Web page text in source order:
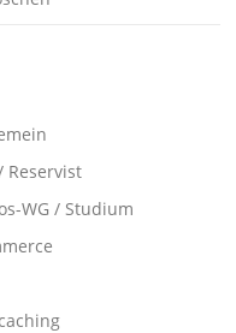
Reservist
WG / Studium